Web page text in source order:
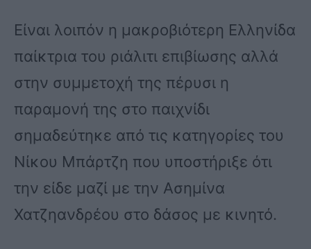
Είναι λοιπόν η μακροβιότερη Ελληνίδα
παίκτρια του ριάλιτι επιβίωσης αλλά
στην συμμετοχή της πέρυσι η
παραμονή της στο παιχνίδι
σημαδεύτηκε από τις κατηγορίες του
Νίκου Μπάρτζη που υποστήριξε ότι
την είδε μαζί με την Ασημίνα
Χατζηανδρέου στο δάσος με κινητό.